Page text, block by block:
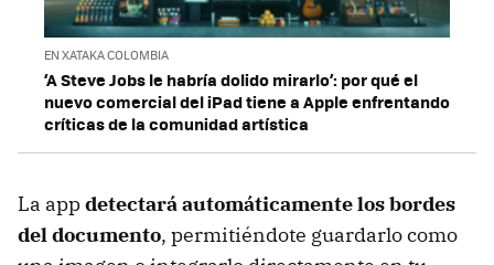
EN XATAKA COLOMBIA
‘A Steve Jobs le habría dolido mirarlo’: por qué el
nuevo comercial del iPad tiene a Apple enfrentando
críticas de la comunidad artística
La appdetectará automáticamente los bordes
del documento, permitiéndote guardarlo como